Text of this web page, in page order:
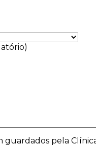
guardados pela